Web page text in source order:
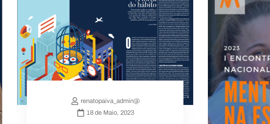
renatopaiva_admin@
18 de Maio, 2023